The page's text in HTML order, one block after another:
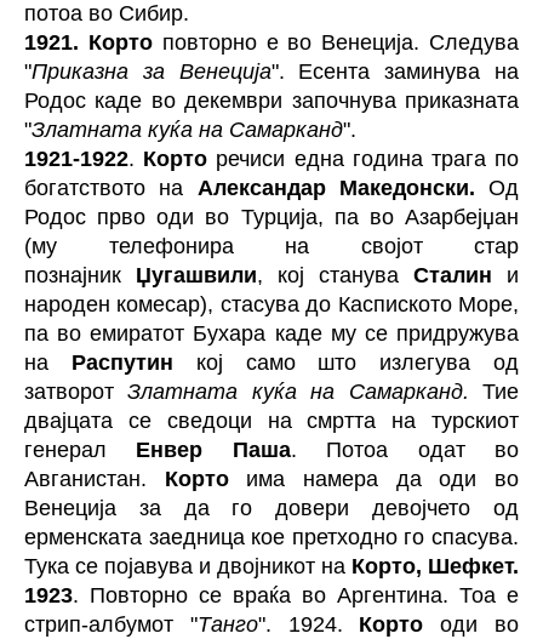
потоа во Сибир.
1921. Кортоповторно е во Венеција. Следува
"Приказна за Венеција". Есента заминува на
Родос каде во декември започнува приказната
"Златната куќа на Самарканд".
1921-1922. Корто речиси една година трага по
богатството на Александар Македонски. Од
Родос прво оди во Турција, па во Азарбејџан
(му телефонира на својот стар
познајник Џугашвили, кој станува Сталин и
народен комесар), стасува до Каспиското Море,
па во емиратот Бухара каде му се придружува
на Распутин кој само што излегува од
затворотЗлатната куќа на Самарканд. Тие
двајцата се сведоци на смртта на турскиот
генерал Енвер Паша. Потоа одат во
Авганистан. Кортоима намера да оди во
Венеција за да го довери девојчето од
ерменската заедница кое претходно го спасува.
Тука се појавува и двојникот на Корто, Шефкет.
1923. Повторно се враќа во Аргентина. Тоа е
стрип-албумот "Танго". 1924. Корто оди во